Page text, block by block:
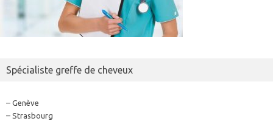
Spécialiste greffe de cheveux
– Genève
– Strasbourg